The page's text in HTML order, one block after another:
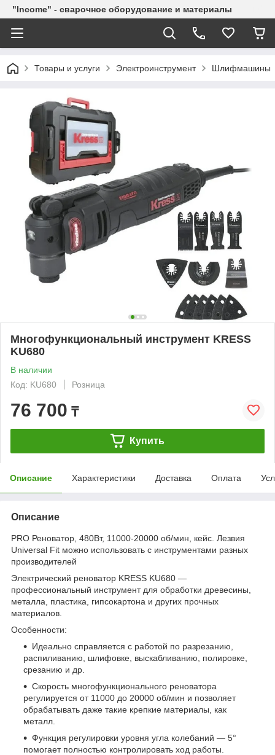
"Income" - сварочное оборудование и материалы
Товары и услуги Электроинструмент Шлифмашины
Многофункциональный инструмент KRESS
KU680
В наличии
Код: KU680
Розница
76 700 ₸
Купить
Описание Характеристики Доставка Оплата
Описание
PRO Реноватор, 480Вт, 11000-20000 об/мин, кейс. Лезвия
Universal Fit можно использовать с инструментами разных
производителей
Электрический реноватор KRESS KU680 —
профессиональный инструмент для обработки древесины,
металла, пластика, гипсокартона и других прочных
материалов.
Особенности:
Идеально справляется с работой по разрезанию,
распиливанию, шлифовке, выскабливанию, полировке,
срезанию и др.
Скорость многофункционального реноватора
регулируется от 11000 до 20000 об/мин и позволяет
обрабатывать даже такие крепкие материалы, как
металл.
Функция регулировки уровня угла колебаний — 5°
помогает полностью контролировать ход работы.